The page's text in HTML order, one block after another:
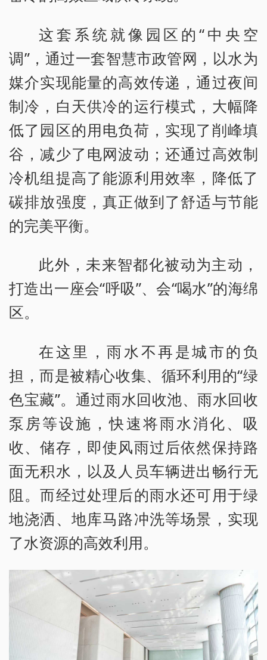
这套系统就像园区的“中央空
调”，通过一套智慧市政管网，以水为
媒介实现能量的高效传递，通过夜间
制冷，白天供冷的运行模式，大幅降
低了园区的用电负荷，实现了削峰填
谷，减少了电网波动；还通过高效制
冷机组提高了能源利用效率，降低了
碳排放强度，真正做到了舒适与节能
的完美平衡。
此外，未来智都化被动为主动，
打造出一座会“呼吸”、会“喝水”的海绵
区。
在这里，雨水不再是城市的负
担，而是被精心收集、循环利用的“绿
色宝藏”。通过雨水回收池、雨水回收
泵房等设施，快速将雨水消化、吸
收、储存，即使风雨过后依然保持路
面无积水，以及人员车辆进出畅行无
阻。而经过处理后的雨水还可用于绿
地浇洒、地库马路冲洗等场景，实现
了水资源的高效利用。